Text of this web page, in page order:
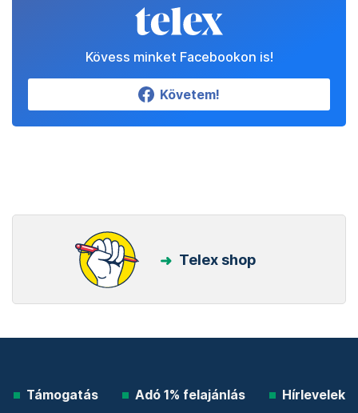
Kövess minket Facebookon is!
Követem!
Telex shop
Támogatás Adó 1% felajánlás Hírlevelek